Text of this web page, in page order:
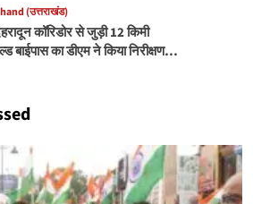
(उत्तराखंड)
कॉरिडोर से जुड़ी 12 किमी
बाईपास का डीएम ने किया निरीक्षण…